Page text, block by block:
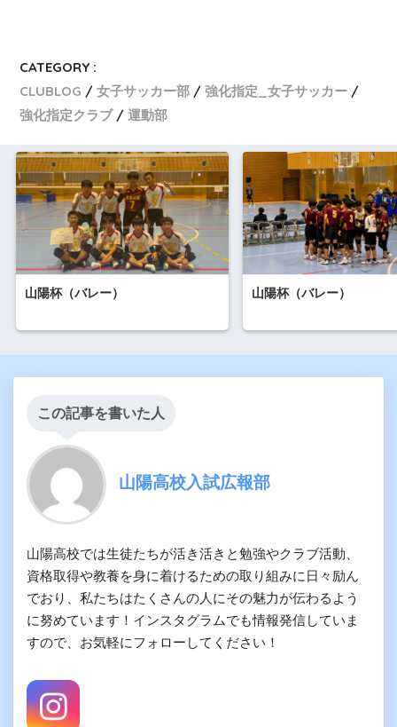
CATEGORY :
CLUBLOG
女子サッカー部
強化指定_女子サッカー
強化指定クラブ
運動部
山陽杯（バレー） 山陽杯（バレー）
この記事を書いた人
山陽高校入試広報部
山陽高校では生徒たちが活き活きと勉強やクラブ活動、
資格取得や教養を身に着けるための取り組みに日々励ん
でおり、私たちはたくさんの人にその魅力が伝わるよう
に努めています！インスタグラムでも情報発信していま
すので、お気軽にフォローしてください！